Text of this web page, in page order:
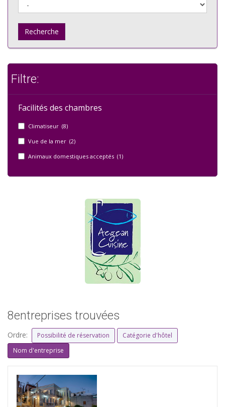
Recherche
Filtre:
Facilités des chambres
Climatiseur (8)
Vue de la mer (2)
Animaux domestiques acceptés (1)
8entreprises trouvées
Ordre: Possibilité de réservation
Catégorie d'hôtel
Nom d'entreprise